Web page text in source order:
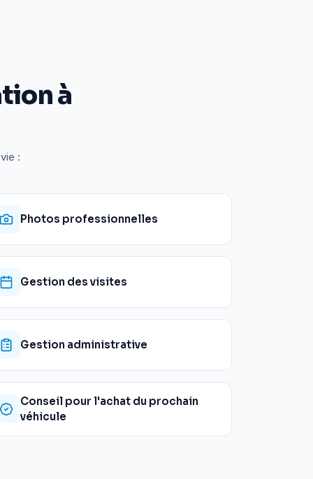
à
:
Photos professionnelles
Gestion des visites
Gestion administrative
Conseil pour l'achat du prochain
véhicule